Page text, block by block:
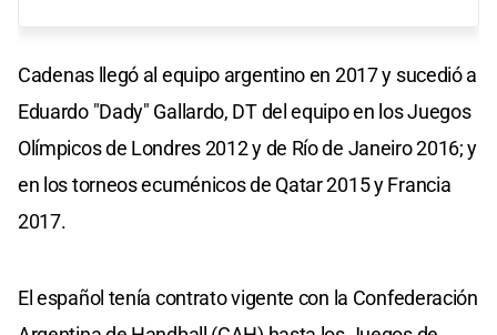
Cadenas llegó al equipo argentino en 2017 y sucedió a
Eduardo "Dady" Gallardo, DT del equipo en los Juegos
Olímpicos de Londres 2012 y de Río de Janeiro 2016; y
en los torneos ecuménicos de Qatar 2015 y Francia
2017.
El español tenía contrato vigente con la Confederación